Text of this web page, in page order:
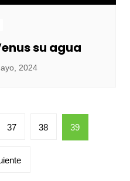
su agua
2024
37 38 39